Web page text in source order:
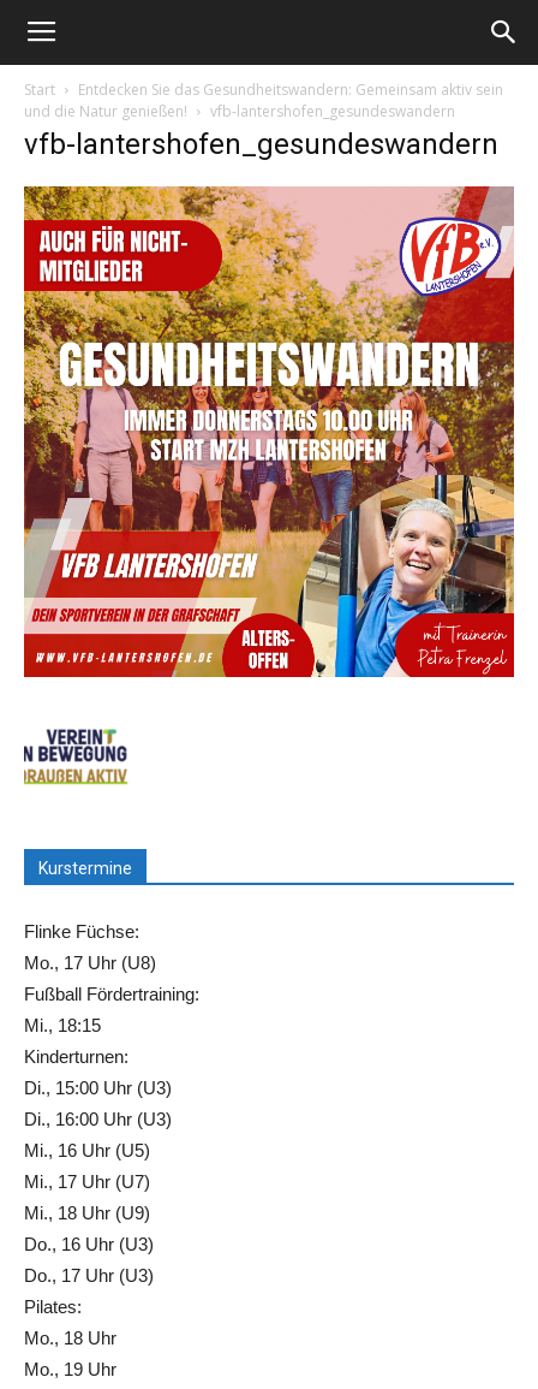
Start
Entdecken Sie das Gesundheitswandern: Gemeinsam aktiv sein
und die Natur genießen!
vfb-lantershofen_gesundeswandern
vfb-lantershofen_gesundeswandern
Kurstermine
Flinke Füchse:
Mo., 17 Uhr (U8)
Fußball Fördertraining:
Mi., 18:15
Kinderturnen:
Di., 15:00 Uhr (U3)
Di., 16:00 Uhr (U3)
Mi., 16 Uhr (U5)
Mi., 17 Uhr (U7)
Mi., 18 Uhr (U9)
Do., 16 Uhr (U3)
Do., 17 Uhr (U3)
Pilates:
Mo., 18 Uhr
Mo., 19 Uhr